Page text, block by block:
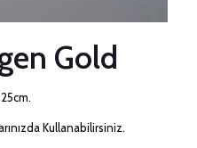
Gold
Kullanabilirsiniz.